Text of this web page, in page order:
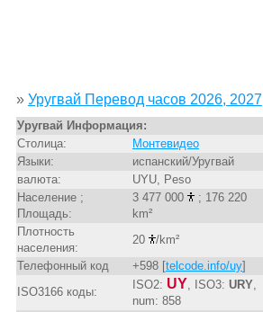
» Уругвай Перевод часов 2026, 2027
Уругвай Информация:
Столица:
Монтевидео
Языки:
испанский/Уругвай
валюта:
UYU, Peso
Население ;
Площадь:
3 477 000
; 176 220
km²
Плотность
населения:
20
/km²
Телефонный код
+598 [telcode.info/uy]
ISO3166 коды:
ISO2: UY , ISO3: URY,
num: 858